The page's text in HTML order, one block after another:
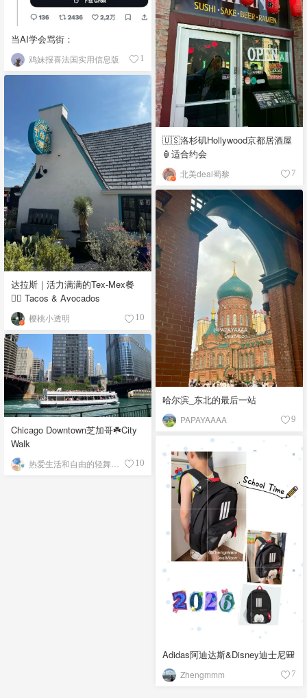
当AI学会骂街：
鸡妹报喜法国实用信息版 1
🇺🇸洛杉矶Hollywood京都居酒屋
🏮适合约会
北美deal蜀黎 7
达拉斯｜活力满满的Tex-Mex餐
👉🏼 Tacos & Avocados
樱桃小透明 10
哈尔滨_东北的最后一站
PAPAYAAAA 9
Chicago Downtown芝加哥☘️City
Walk
10
Adidas阿迪达斯&Disney迪士尼🎒
Zhengmmm 7